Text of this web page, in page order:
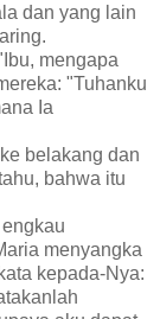
dan yang lain
mengapa
"Tuhanku
Ia
belakang dan
bahwa itu
menyangka
kepada-Nya: